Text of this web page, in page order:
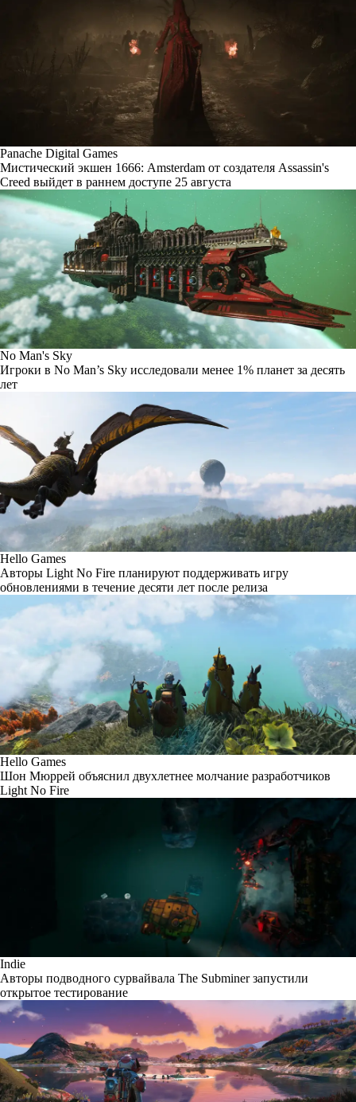
Panache Digital Games
Мистический экшен 1666: Amsterdam от создателя Assassin's
Creed выйдет в раннем доступе 25 августа
No Man's Sky
Игроки в No Man’s Sky исследовали менее 1% планет за десять
лет
Hello Games
Авторы Light No Fire планируют поддерживать игру
обновлениями в течение десяти лет после релиза
Hello Games
Шон Мюррей объяснил двухлетнее молчание разработчиков
Light No Fire
Indie
Авторы подводного сурвайвала The Subminer запустили
открытое тестирование